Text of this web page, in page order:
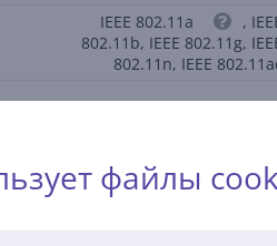
файлы
IEEE 802.11a
,
802.11b, IEEE 802.11g,
802.11n, IEEE